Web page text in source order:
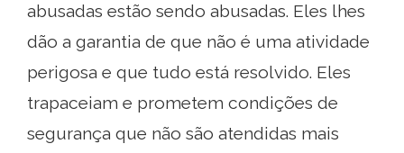
abusadas estão sendo abusadas. Eles lhes
dão a garantia de que não é uma atividade
perigosa e que tudo está resolvido. Eles
trapaceiam e prometem condições de
segurança que não são atendidas mais